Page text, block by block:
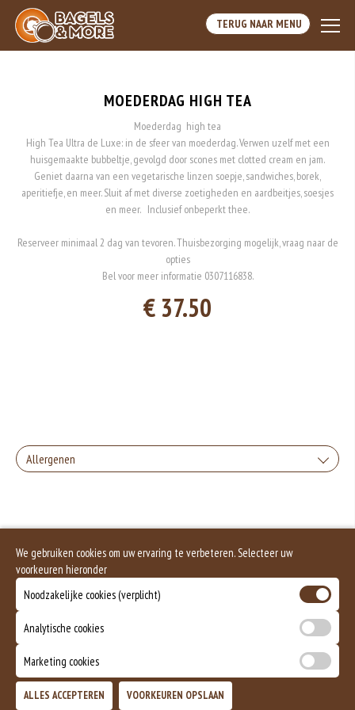
TERUG NAAR MENU
MOEDERDAG HIGH TEA
Moederdag high tea
High Tea Ultra de Luxe: in de sfeer van moederdag. Verwen uzelf met een
huisgemaakte bubbeltje, gevolgd door scones met clotted cream en jam.
Geniet daarna van een vegetarische linzen soepje, sandwiches, borek,
aperitiefje, en meer. Sluit af met diverse zoetigheden en aardbeitjes, soesjes
en meer. Inclusief onbeperkt thee.
Reserveer minimaal 2 dag van tevoren. Thuisbezorging mogelijk, vraag naar de
opties
Bel voor meer informatie 0307116838.
€ 37.50
Allergenen
We gebruiken cookies om uw ervaring te verbeteren. Selecteer uw
voorkeuren hieronder
Noodzakelijke cookies (verplicht)
Analytische cookies
Marketing cookies
ALLES ACCEPTEREN VOORKEUREN OPSLAAN